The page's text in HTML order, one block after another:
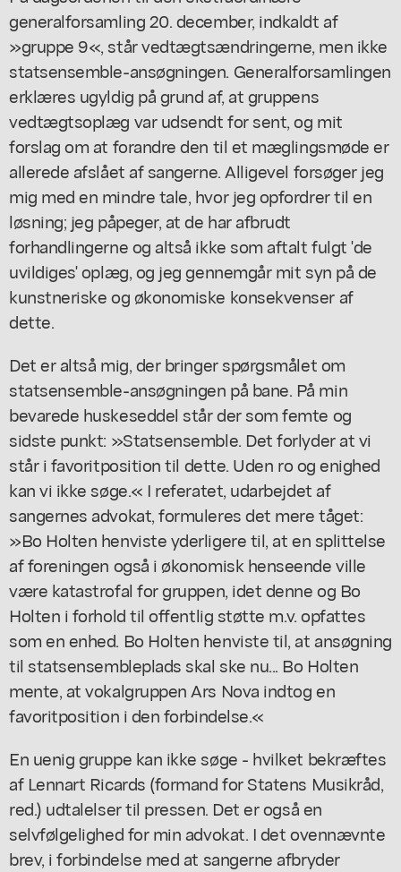
generalforsamling 20. december, indkaldt af
»gruppe 9«, står vedtægtsændringerne, men ikke
statsensemble-ansøgningen. Generalforsamlingen
erklæres ugyldig på grund af, at gruppens
vedtægtsoplæg var udsendt for sent, og mit
forslag om at forandre den til et mæglingsmøde er
allerede afslået af sangerne. Alligevel forsøger jeg
mig med en mindre tale, hvor jeg opfordrer til en
løsning; jeg påpeger, at de har afbrudt
forhandlingerne og altså ikke som aftalt fulgt 'de
uvildiges' oplæg, og jeg gennemgår mit syn på de
kunstneriske og økonomiske konsekvenser af
dette.
Det er altså mig, der bringer spørgsmålet om
statsensemble-ansøgningen på bane. På min
bevarede huskeseddel står der som femte og
sidste punkt: »Statsensemble. Det forlyder at vi
står i favoritposition til dette. Uden ro og enighed
kan vi ikke søge.« I referatet, udarbejdet af
sangernes advokat, formuleres det mere tåget:
»Bo Holten henviste yderligere til, at en splittelse
af foreningen også i økonomisk henseende ville
være katastrofal for gruppen, idet denne og Bo
Holten i forhold til offentlig støtte m.v. opfattes
som en enhed. Bo Holten henviste til, at ansøgning
til statsensembleplads skal ske nu... Bo Holten
mente, at vokalgruppen Ars Nova indtog en
favoritposition i den forbindelse.«
En uenig gruppe kan ikke søge - hvilket bekræftes
af Lennart Ricards (formand for Statens Musikråd,
red.) udtalelser til pressen. Det er også en
selvfølgelighed for min advokat. I det ovennævnte
brev, i forbindelse med at sangerne afbryder